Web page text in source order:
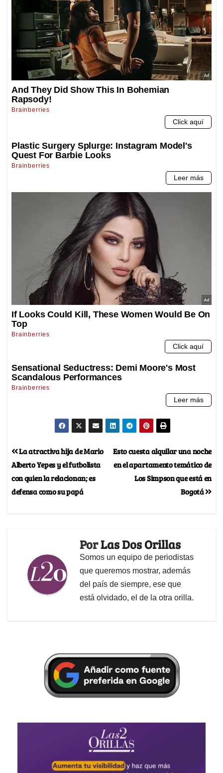
Esto cuesta alquilar una noche
en el apartamento temático de
Los Simpson que está en
Bogotá
La atractiva hija de Mario
Alberto Yepes y el futbolista
con quien la relacionan; es
defensa como su papá
PorLas Dos Orillas
Somos un equipo de periodistas
que queremos mostrar, además
del país de siempre, ese que
está olvidado, el de la otra orilla.